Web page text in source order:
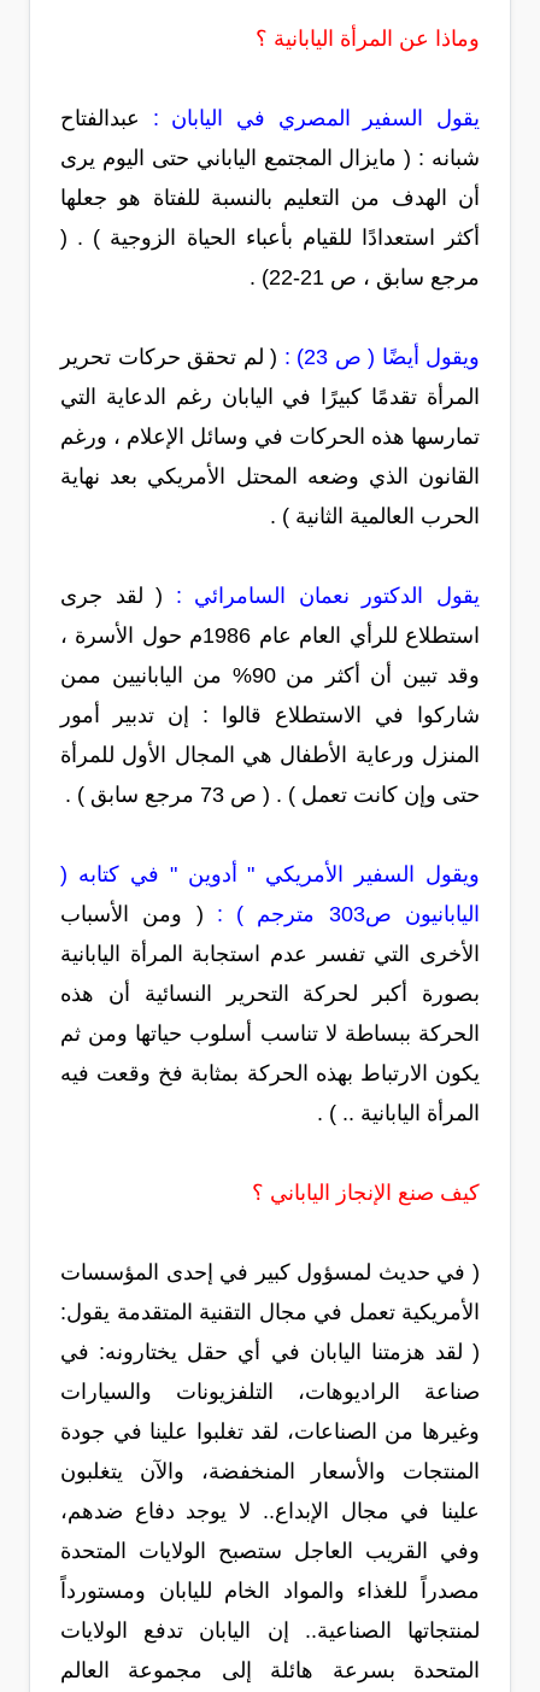
وماذا عن المرأة اليابانية ؟
يقول السفير المصري في اليابان : عبدالفتاح
شبانه : ( مايزال المجتمع الياباني حتى اليوم يرى
أن الهدف من التعليم بالنسبة للفتاة هو جعلها
أكثر استعدادًا للقيام بأعباء الحياة الزوجية ) . (
مرجع سابق ، ص 21-22) .
ويقول أيضًا ( ص 23) :
( لم تحقق حركات تحرير
المرأة تقدمًا كبيرًا في اليابان رغم الدعاية التي
تمارسها هذه الحركات في وسائل الإعلام ، ورغم
القانون الذي وضعه المحتل الأمريكي بعد نهاية
الحرب العالمية الثانية ) .
يقول الدكتور نعمان السامرائي : ( لقد جرى
استطلاع للرأي العام عام 1986م حول الأسرة ،
وقد تبين أن أكثر من 90% من اليابانيين ممن
شاركوا في الاستطلاع قالوا : إن تدبير أمور
المنزل ورعاية الأطفال هي المجال الأول للمرأة
حتى وإن كانت تعمل ) . ( ص 73 مرجع سابق ) .
ويقول السفير الأمريكي " أدوين " في كتابه (
اليابانيون ص303 مترجم ) :
( ومن الأسباب
الأخرى التي تفسر عدم استجابة المرأة اليابانية
بصورة أكبر لحركة التحرير النسائية أن هذه
الحركة ببساطة لا تناسب أسلوب حياتها ومن ثم
يكون الارتباط بهذه الحركة بمثابة فخ وقعت فيه
المرأة اليابانية .. ) .
كيف صنع الإنجاز الياباني ؟
( في حديث لمسؤول كبير في إحدى المؤسسات
الأمريكية تعمل في مجال التقنية المتقدمة يقول:
( لقد هزمتنا اليابان في أي حقل يختارونه: في
صناعة الراديوهات، التلفزيونات والسيارات
وغيرها من الصناعات، لقد تغلبوا علينا في جودة
المنتجات والأسعار المنخفضة، والآن يتغلبون
علينا في مجال الإبداع.. لا يوجد دفاع ضدهم،
وفي القريب العاجل ستصبح الولايات المتحدة
مصدراً للغذاء والمواد الخام لليابان ومستورداً
لمنتجاتها الصناعية.. إن اليابان تدفع الولايات
المتحدة بسرعة هائلة إلى مجموعة العالم